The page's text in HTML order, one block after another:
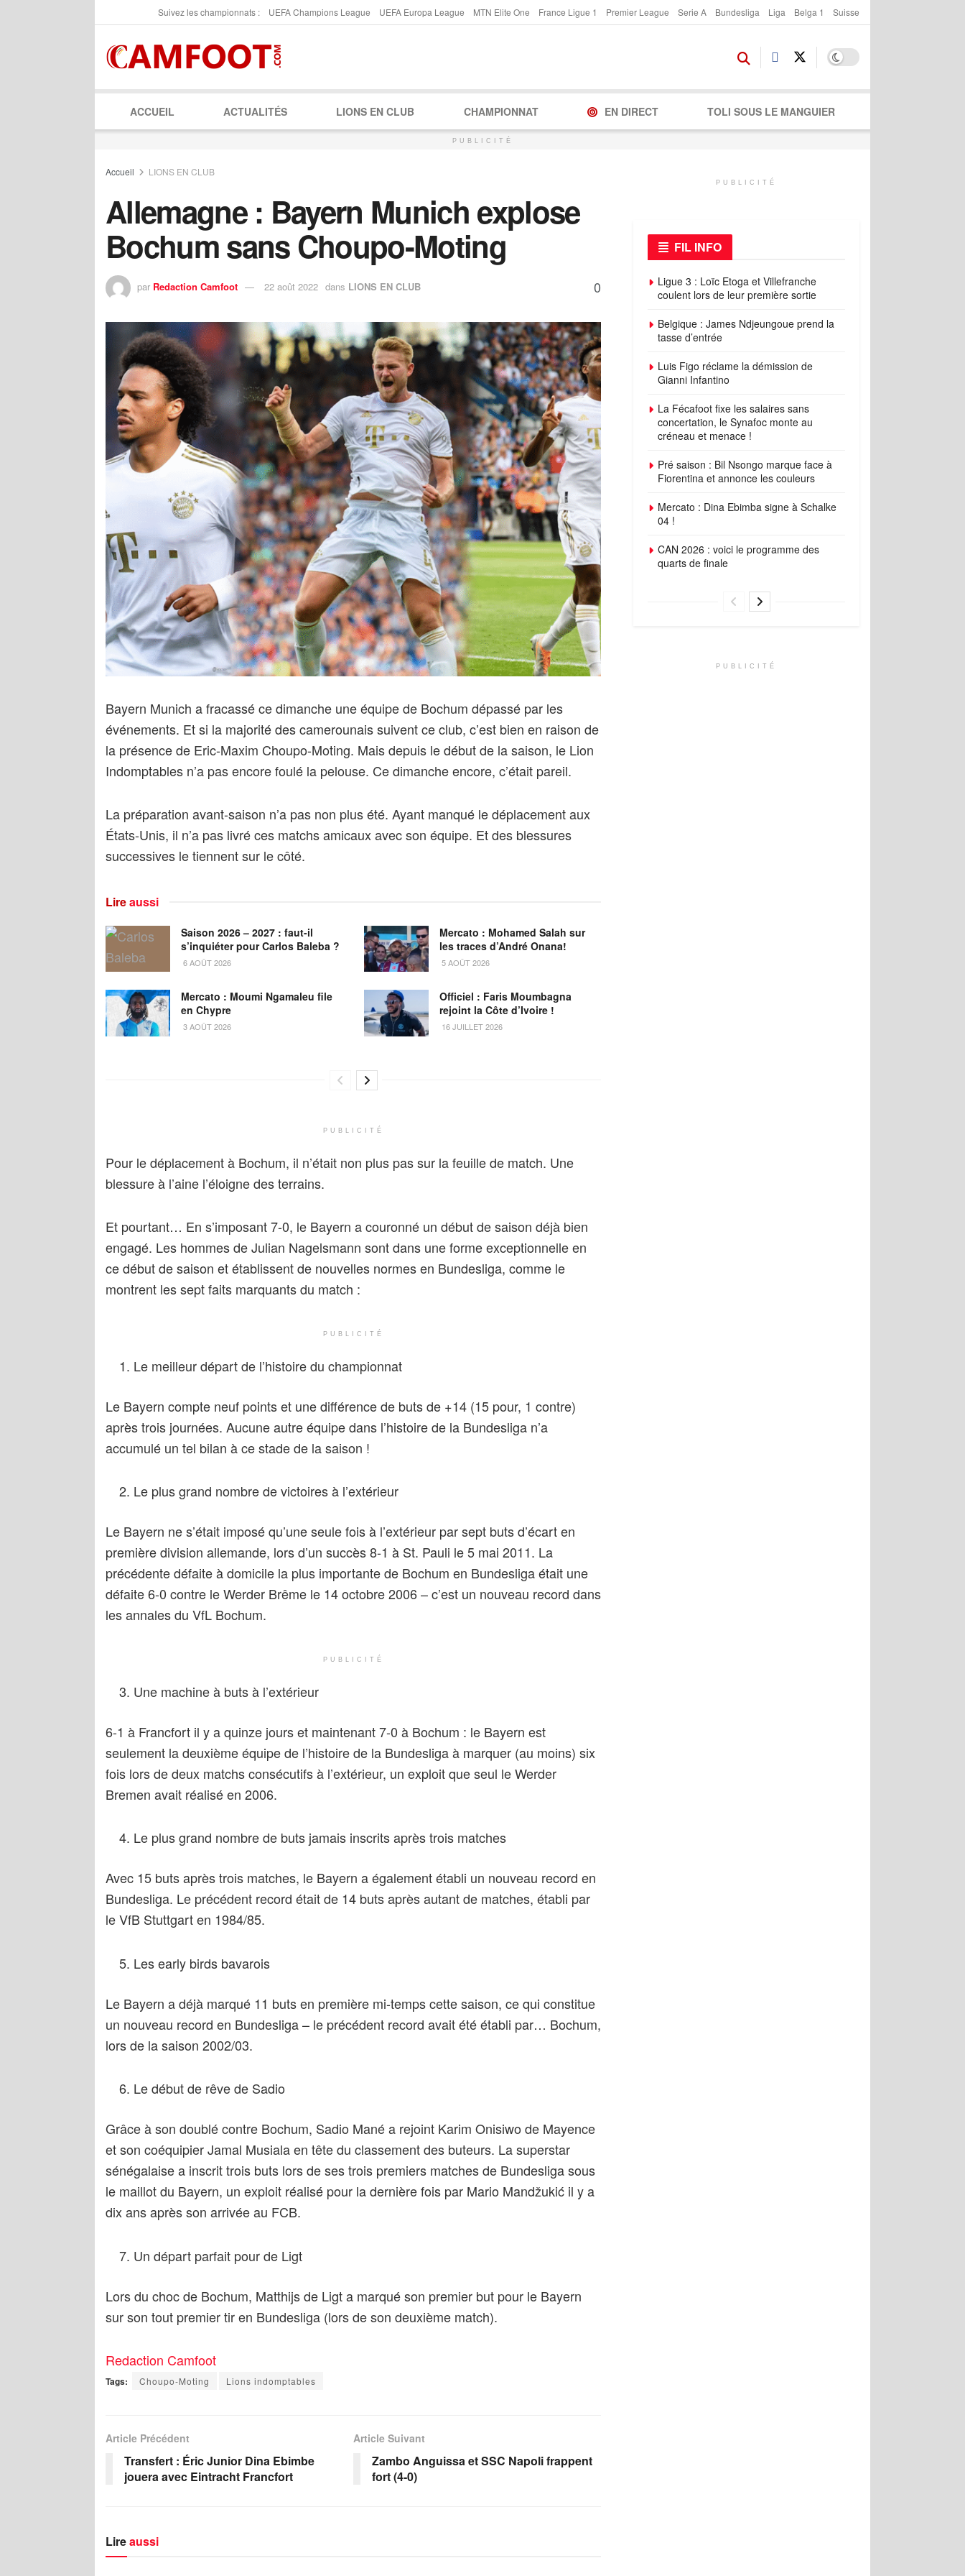
Suivez les championnats : UEFA Champions League UEFA Europa League MTN Elite One France Ligue 1 Premier League Serie A Bundesliga Liga Belga 1 Suisse
ACCUEIL ACTUALITÉS LIONS EN CLUB CHAMPIONNAT EN DIRECT TOLI SOUS LE MANGUIER
PUBLICITÉ
Accueil LIONS EN CLUB
Allemagne : Bayern Munich explose
Bochum sans Choupo-Moting
par Redaction Camfoot 22 août 2022 dans LIONS EN CLUB 0
Bayern Munich a fracassé ce dimanche une équipe de Bochum dépassé par les
événements. Et si la majorité des camerounais suivent ce club, c’est bien en raison de
la présence de Eric-Maxim Choupo-Moting. Mais depuis le début de la saison, le Lion
Indomptables n’a pas encore foulé la pelouse. Ce dimanche encore, c’était pareil.
La préparation avant-saison n’a pas non plus été. Ayant manqué le déplacement aux
États-Unis, il n’a pas livré ces matchs amicaux avec son équipe. Et des blessures
successives le tiennent sur le côté.
Lireaussi
Saison 2026 – 2027 : faut-il
s’inquiéter pour Carlos Baleba ?
6 AOÛT 2026
Mercato : Mohamed Salah sur
les traces d’André Onana!
5 AOÛT 2026
Mercato : Moumi Ngamaleu file
en Chypre
3 AOÛT 2026
Officiel : Faris Moumbagna
rejoint la Côte d’Ivoire !
16 JUILLET 2026
PUBLICITÉ
Pour le déplacement à Bochum, il n’était non plus pas sur la feuille de match. Une
blessure à l’aine l’éloigne des terrains.
Et pourtant… En s’imposant 7-0, le Bayern a couronné un début de saison déjà bien
engagé. Les hommes de Julian Nagelsmann sont dans une forme exceptionnelle en
ce début de saison et établissent de nouvelles normes en Bundesliga, comme le
montrent les sept faits marquants du match :
PUBLICITÉ
Le meilleur départ de l’histoire du championnat
Le Bayern compte neuf points et une différence de buts de +14 (15 pour, 1 contre)
après trois journées. Aucune autre équipe dans l’histoire de la Bundesliga n’a
accumulé un tel bilan à ce stade de la saison !
Le plus grand nombre de victoires à l’extérieur
Le Bayern ne s’était imposé qu’une seule fois à l’extérieur par sept buts d’écart en
première division allemande, lors d’un succès 8-1 à St. Pauli le 5 mai 2011. La
précédente défaite à domicile la plus importante de Bochum en Bundesliga était une
défaite 6-0 contre le Werder Brême le 14 octobre 2006 – c’est un nouveau record dans
les annales du VfL Bochum.
PUBLICITÉ
Une machine à buts à l’extérieur
6-1 à Francfort il y a quinze jours et maintenant 7-0 à Bochum : le Bayern est
seulement la deuxième équipe de l’histoire de la Bundesliga à marquer (au moins) six
fois lors de deux matchs consécutifs à l’extérieur, un exploit que seul le Werder
Bremen avait réalisé en 2006.
Le plus grand nombre de buts jamais inscrits après trois matches
Avec 15 buts après trois matches, le Bayern a également établi un nouveau record en
Bundesliga. Le précédent record était de 14 buts après autant de matches, établi par
le VfB Stuttgart en 1984/85.
Les early birds bavarois
Le Bayern a déjà marqué 11 buts en première mi-temps cette saison, ce qui constitue
un nouveau record en Bundesliga – le précédent record avait été établi par… Bochum,
lors de la saison 2002/03.
Le début de rêve de Sadio
Grâce à son doublé contre Bochum, Sadio Mané a rejoint Karim Onisiwo de Mayence
et son coéquipier Jamal Musiala en tête du classement des buteurs. La superstar
sénégalaise a inscrit trois buts lors de ses trois premiers matches de Bundesliga sous
le maillot du Bayern, un exploit réalisé pour la dernière fois par Mario Mandžukić il y a
dix ans après son arrivée au FCB.
Un départ parfait pour de Ligt
Lors du choc de Bochum, Matthijs de Ligt a marqué son premier but pour le Bayern
sur son tout premier tir en Bundesliga (lors de son deuxième match).
Redaction Camfoot
Tags: Choupo-Moting Lions indomptables
Article Précédent
Transfert : Éric Junior Dina Ebimbe
jouera avec Eintracht Francfort
Article Suivant
Zambo Anguissa et SSC Napoli frappent
fort (4-0)
Lireaussi
PUBLICITÉ
FIL INFO
Ligue 3 : Loïc Etoga et Villefranche
coulent lors de leur première sortie
Belgique : James Ndjeungoue prend la
tasse d’entrée
Luis Figo réclame la démission de
Gianni Infantino
La Fécafoot fixe les salaires sans
concertation, le Synafoc monte au
créneau et menace !
Pré saison : Bil Nsongo marque face à
Fiorentina et annonce les couleurs
Mercato : Dina Ebimba signe à Schalke
04 !
CAN 2026 : voici le programme des
quarts de finale
PUBLICITÉ